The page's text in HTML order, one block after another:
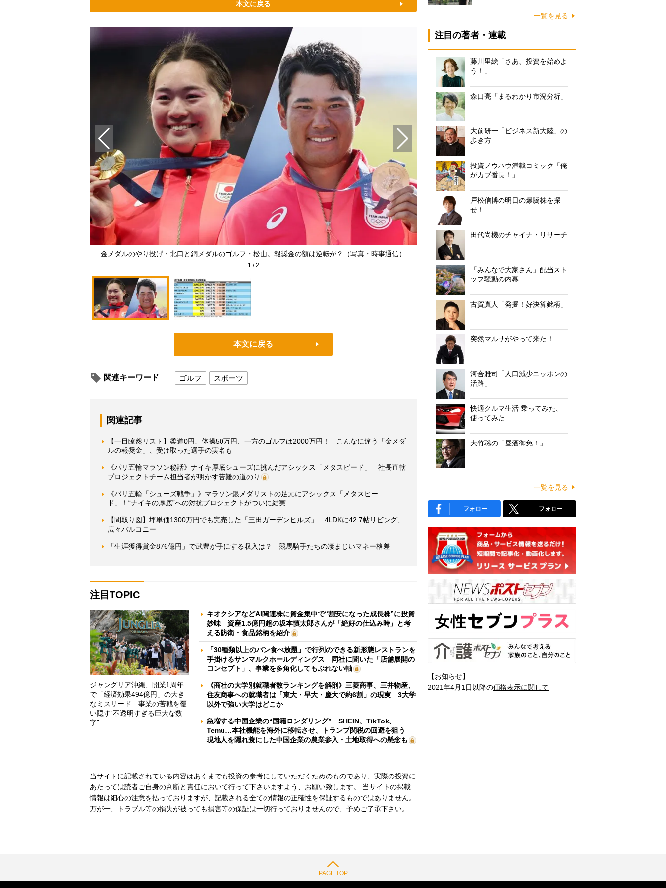
本文に戻る
金メダルのやり投げ・北口と銅メダルのゴルフ・松山。報奨金の額は逆転が？（写真・時事通信）
1 /2
本文に戻る
関連キーワード ゴルフ スポーツ
関連記事
【一目瞭然リスト】柔道0円、体操50万円、一方のゴルフは2000万円！ こんなに違う「金メダ
ルの報奨金」、受け取った選手の実名も
《パリ五輪マラソン秘話》ナイキ厚底シューズに挑んだアシックス「メタスピード」 社長直轄
プロジェクトチーム担当者が明かす苦難の道のり
《パリ五輪「シューズ戦争」》マラソン銀メダリストの足元にアシックス「メタスピー
ド」！“ナイキの厚底”への対抗プロジェクトがついに結実
【間取り図】坪単価1300万円でも完売した「三田ガーデンヒルズ」 4LDKに42.7帖リビング、
広々バルコニー
「生涯獲得賞金876億円」で武豊が手にする収入は？ 競馬騎手たちの凄まじいマネー格差
注目TOPIC
ジャングリア沖縄、開業1周年
で「経済効果494億円」の大き
なミスリード 事業の苦戦を覆
い隠す“不透明すぎる巨大な数
字”
キオクシアなどAI関連株に資金集中で“割安になった成長株”に投資
妙味 資産1.5億円超の坂本慎太郎さんが「絶好の仕込み時」と考
える防衛・食品銘柄を紹介
「30種類以上のパン食べ放題」で行列のできる新形態レストランを
手掛けるサンマルクホールディングス 同社に聞いた「店舗展開の
コンセプト」、事業を多角化してもぶれない軸
《商社の大学別就職者数ランキングを解剖》三菱商事、三井物産、
住友商事への就職者は「東大・早大・慶大で約6割」の現実 3大学
以外で強い大学はどこか
急増する中国企業の“国籍ロンダリング” SHEIN、TikTok、
Temu…本社機能を海外に移転させ、トランプ関税の回避を狙う
現地人を隠れ蓑にした中国企業の農業参入・土地取得への懸念も
当サイトに記載されている内容はあくまでも投資の参考にしていただくためのものであり、実際の投資に
あたっては読者ご自身の判断と責任において行って下さいますよう、お願い致します。 当サイトの掲載
情報は細心の注意を払っておりますが、記載される全ての情報の正確性を保証するものではありません。
万が一、トラブル等の損失が被っても損害等の保証は一切行っておりませんので、予めご了承下さい。
一覧を見る
注目の著者・連載
藤川里絵「さあ、投資を始めよ
う！」
森口亮「まるわかり市況分析」
大前研一「ビジネス新大陸」の
歩き方
投資ノウハウ満載コミック「俺
がカブ番長！」
戸松信博の明日の爆騰株を探
せ！
田代尚機のチャイナ・リサーチ
「みんなで大家さん」配当スト
ップ騒動の内幕
古賀真人「発掘！好決算銘柄」
突然マルサがやって来た！
河合雅司「人口減少ニッポンの
活路」
快適クルマ生活 乗ってみた、
使ってみた
大竹聡の「昼酒御免！」
一覧を見る
フォロー フォロー
【お知らせ】
2021年4月1日以降の価格表示に関して
PAGE TOP